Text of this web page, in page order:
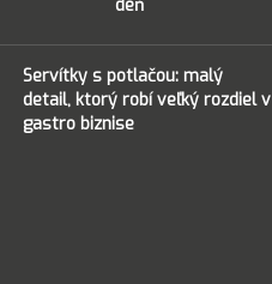
deň
Servítky s potlačou: malý
detail, ktorý robí veľký rozdiel v
gastro biznise